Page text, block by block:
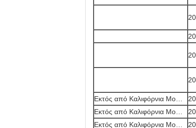
Εκτός από Καλιφόρνια Mo…
Εκτός από Καλιφόρνια Mo…
Εκτός από Καλιφόρνια Mo…